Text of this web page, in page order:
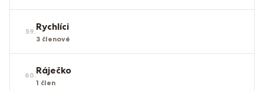
59.Rychlíci
3 členové
60.Ráječko
1 člen